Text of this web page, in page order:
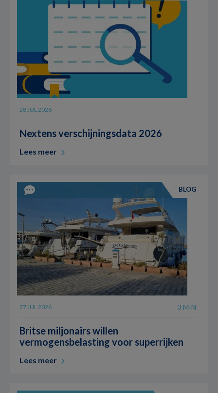
28 JUL 2026
Nextens verschijningsdata 2026
Lees meer
BLOG
27 JUL 2026 3 MIN
Britse miljonairs willen
vermogensbelasting voor superrijken
Lees meer